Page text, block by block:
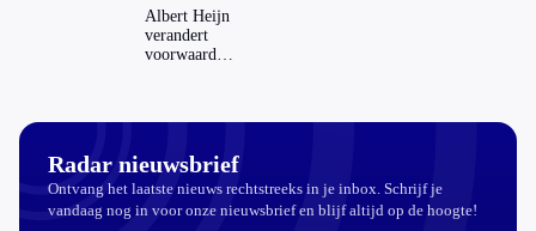
dat invloed
op je
hypotheek?
Albert Heijn
verandert
voorwaarden
Radar nieuwsbrief
Ontvang het laatste nieuws rechtstreeks in je inbox. Schrijf je
vandaag nog in voor onze nieuwsbrief en blijf altijd op de hoogte!